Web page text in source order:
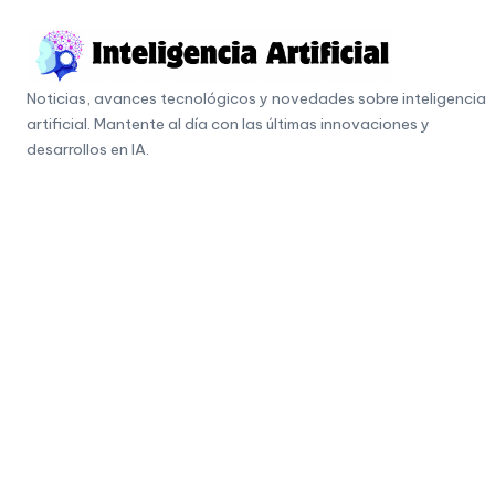
content
I
n
t
Noticias, avances tecnológicos y novedades sobre inteligencia
artificial. Mantente al día con las últimas innovaciones y
desarrollos en IA.